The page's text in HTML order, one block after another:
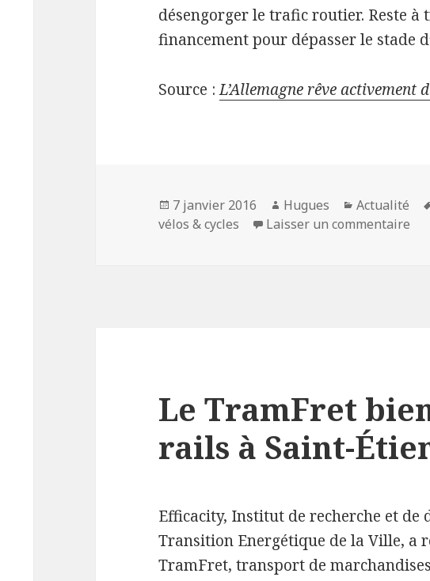
désengorger le trafic routier. Reste à
financement pour dépasser le stade
Source :L’Allemagne rêve activement
Publié
le
7 janvier 2016 Auteur
Hugues Catégories
Actualité
vélos & cycles
Laisser un commentaire
Le TramFret
rails à Saint-
Efficacity, Institut de recherche et de
Transition Energétique de la Ville, a
TramFret, transport de